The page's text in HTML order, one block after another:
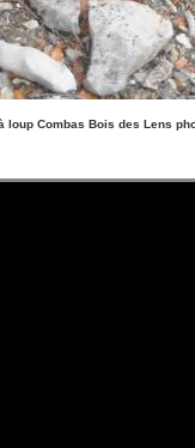
loup Combas Bois des Lens